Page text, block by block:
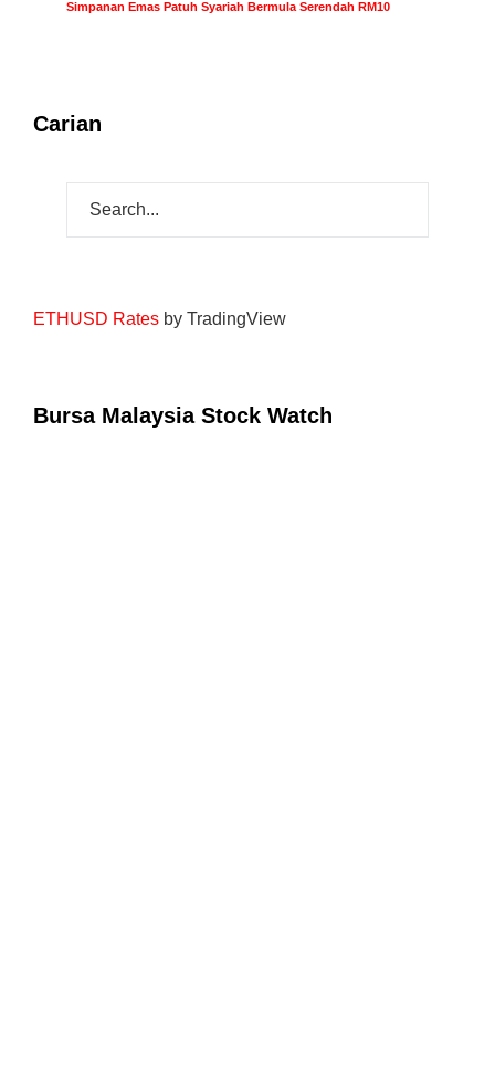
Simpanan Emas Patuh Syariah Bermula Serendah RM10
Carian
ETHUSD Rates by TradingView
Bursa Malaysia Stock Watch